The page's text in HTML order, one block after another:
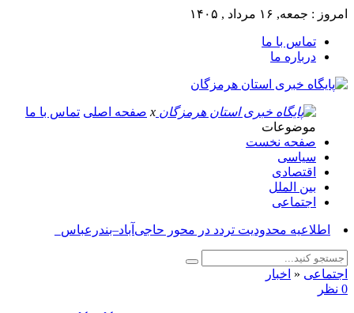
امروز : جمعه, ۱۶ مرداد , ۱۴۰۵
تماس با ما
درباره ما
x صفحه اصلی تماس با ما
موضوعات
صفحه نخست
سیاسی
اقتصادی
بین الملل
اجتماعی
آسوش_
اجتماعی « اخبار
0 نظر